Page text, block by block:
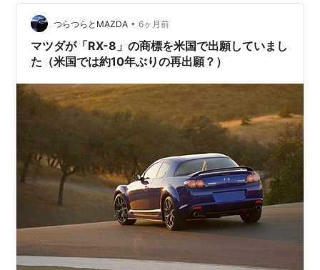
つらつらとMAZDA • 6ヶ月前
マツダが「RX-8」の商標を米国で出願していまし
た（米国では約10年ぶりの再出願？）